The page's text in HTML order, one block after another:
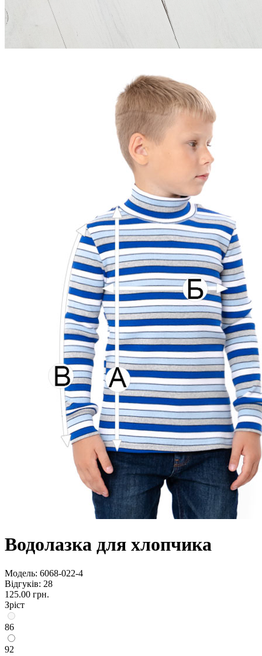
Водолазка для хлопчика
Модель: 6068-022-4
Відгуків: 28
125.00 грн.
Зріст
86
92